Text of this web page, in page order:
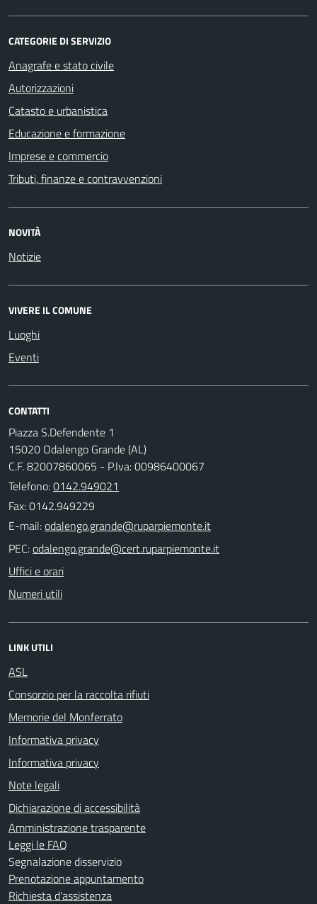
CATEGORIE DI SERVIZIO
Anagrafe e stato civile
Autorizzazioni
Catasto e urbanistica
Educazione e formazione
Imprese e commercio
Tributi, finanze e contravvenzioni
NOVITÀ
Notizie
VIVERE IL COMUNE
Luoghi
Eventi
CONTATTI
Piazza S.Defendente 1
15020 Odalengo Grande (AL)
C.F. 82007860065 - P.Iva: 00986400067
Telefono:0142.949021
Fax: 0142.949229
E-mail:
PEC:
Uffici e orari
Numeri utili
LINK UTILI
ASL
Consorzio per la raccolta rifiuti
Memorie del Monferrato
Informativa privacy
Informativa privacy
Note legali
Dichiarazione di accessibilità
Amministrazione trasparente
Leggi le FAQ
Segnalazione disservizio
Prenotazione appuntamento
Richiesta d'assistenza